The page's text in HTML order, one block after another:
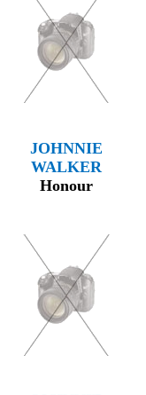
JOHNNIE
WALKER
Honour